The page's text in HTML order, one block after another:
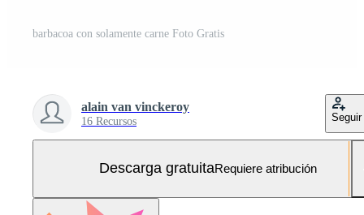
barbacoa con solamente carne Foto Gratis
alain van vinckeroy
16 Recursos Seguir
Descarga gratuitaRequiere atribución